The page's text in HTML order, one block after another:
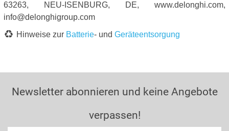
63263, NEU-ISENBURG, DE, www.delonghi.com,
info@delonghigroup.com
Hinweise zur Batterie- und Geräteentsorgung
Newsletter abonnieren und keine Angebote
verpassen!